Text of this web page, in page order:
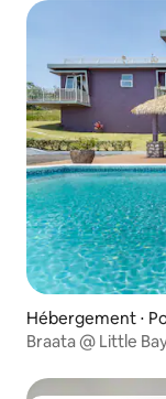
Hébergement ⋅
Braata @ Little